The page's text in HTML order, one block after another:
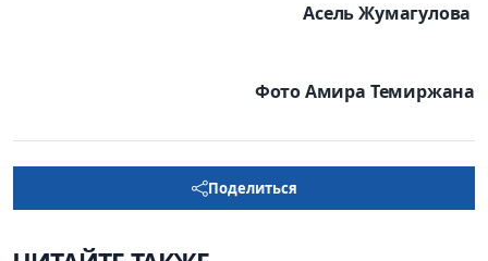
Асель Жумагулова
Фото Амира Темиржана
Поделиться